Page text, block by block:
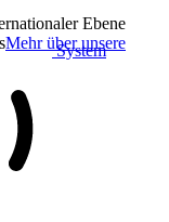
System
Ebene
Mehr über unsere